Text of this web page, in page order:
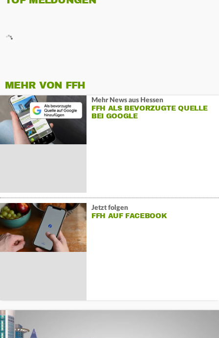
MEHR VON FFH
Mehr News aus Hessen
FFH ALS BEVORZUGTE QUELLE
BEI GOOGLE
Jetzt folgen
FFH AUF FACEBOOK